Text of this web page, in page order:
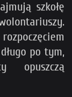
szkołę
po tym,
opuszczą